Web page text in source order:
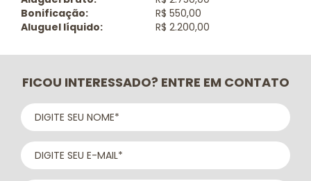
Bonificação:
R$ 550,00
Aluguel líquido:
R$ 2.200,00
FICOU INTERESSADO? ENTRE EM CONTATO